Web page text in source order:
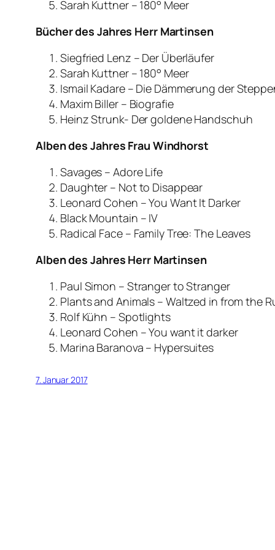
Sarah Kuttner – 180° Meer
Bücher des Jahres Herr Martinsen
Siegfried Lenz – Der Überläufer
Sarah Kuttner – 180° Meer
Ismail Kadare – Die Dämmerung der
Maxim Biller – Biografie
Heinz Strunk- Der goldene Handschuh
Alben des Jahres Frau Windhorst
Savages – Adore Life
Daughter – Not to Disappear
Leonard Cohen – You Want It Darker
Black Mountain – IV
Radical Face – Family Tree: The Leaves
Alben des Jahres Herr Martinsen
Paul Simon – Stranger to Stranger
Plants and Animals – Waltzed in from the
Rolf Kühn – Spotlights
Leonard Cohen – You want it darker
Marina Baranova – Hypersuites
7. Januar 2017